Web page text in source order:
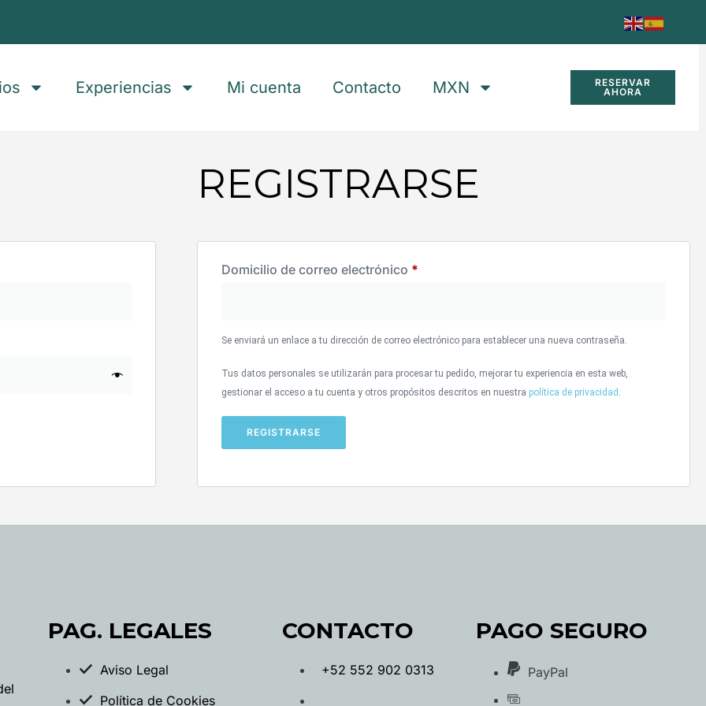
Experiencias Mi cuenta Contacto MXN
RESERVAR
AHORA
REGISTRARSE
Domicilio de correo electrónico *
Se enviará un enlace a tu dirección de correo electrónico para establecer una nueva contraseña.
Tus datos personales se utilizarán para procesar tu pedido, mejorar tu experiencia en esta web,
gestionar el acceso a tu cuenta y otros propósitos descritos en nuestra política de privacidad .
REGISTRARSE
PAG. LEGALES
Aviso Legal
Política de Cookies
CONTACTO
+52 552 902 0313
PAGO SEGURO
PayPal